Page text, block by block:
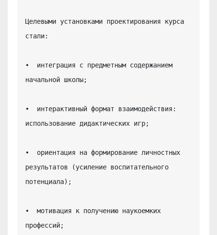
Целевыми установками проектирования курса
стали:
•  интеграция с предметным содержанием
начальной школы;
•  интерактивный формат взаимодействия:
использование дидактических игр;
•  ориентация на формирование личностных
результатов (усиление воспитательного
потенциала);
•  мотивация к получению наукоемких
профессий;